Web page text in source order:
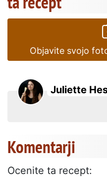
Objavite svojo
Juliette
Komentarji
Ocenite ta recept: